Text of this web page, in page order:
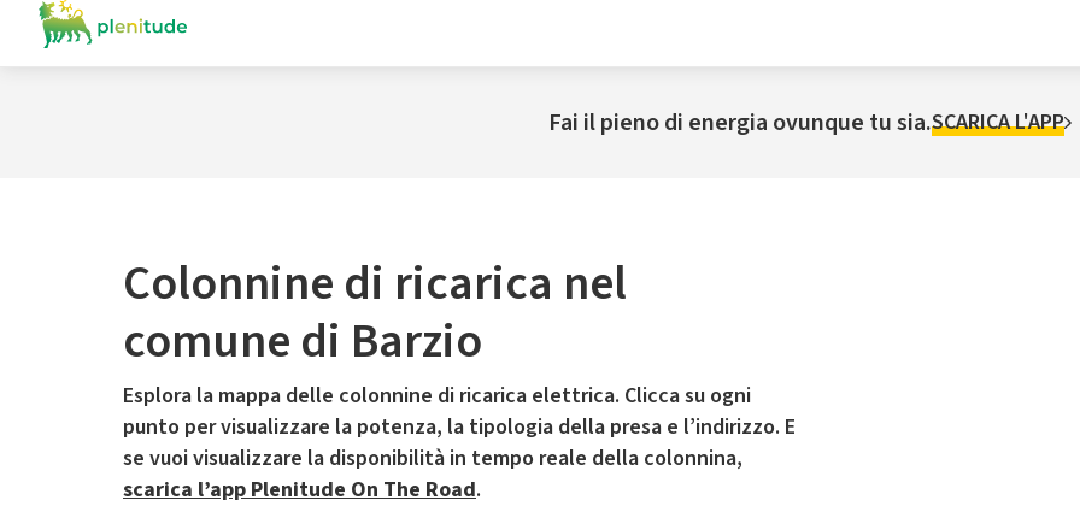
Fai il pieno di energia ovunque tu sia.SCARICA L'APP
Colonnine di ricarica nel
comune di Barzio
Esplora la mappa delle colonnine di ricarica elettrica. Clicca su ogni
punto per visualizzare la potenza, la tipologia della presa e l’indirizzo. E
se vuoi visualizzare la disponibilità in tempo reale della colonnina,
scarica l’app Plenitude On The Road.